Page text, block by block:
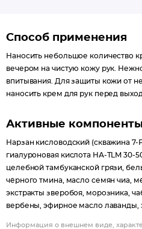
Способ применения
Наносить небольшое количество
вечером на чистую кожу рук.
впитывания. Для защиты кожи от
наносить крем для рук перед
Активные
Нарзан кисловодский (скважина 7-
гиалуроновая кислота НА-TLM 30-
целебной тамбуканской грязи,
чёрного тмина, масло семян чиа,
экстракты зверобоя, морозника,
вербены, эфирное масло лаванды,
Информация о внешнем виде,